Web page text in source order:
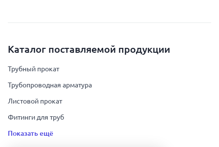
Каталог поставляемой продукции
Трубный прокат
Трубопроводная арматура
Листовой прокат
Фитинги для труб
Показать ещё